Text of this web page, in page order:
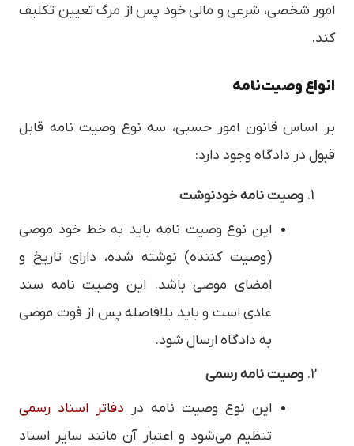
امور شخصی، شرعی و مالی خود پس از مرگ تعیین تکلیف
کند.
انواع وصیت‌نامه
بر اساس قانون امور حسبی، سه نوع وصیت نامه قابل
قبول در دادگاه وجود دارد:
وصیت نامه خودنوشت
این نوع وصیت نامه باید به خط خود موصی
(وصیت کننده) نوشته شده، دارای تاریخ و
امضای موصی باشد. این وصیت نامه سند
عادی است و باید بلافاصله پس از فوت موصی
به دادگاه ارسال شود.
وصیت نامه رسمی
این نوع وصیت نامه در دفاتر اسناد رسمی
تنظیم می‌شود و اعتبار آن مانند سایر اسناد